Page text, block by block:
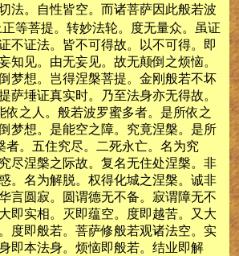
法。自性皆空。而诸菩萨因此般若波
等菩提。转妙法轮。度无量众。虽证
不证法。皆不可得故。以不可得。即
知见。由无妄见。故无颠倒之烦恼。
梦想。岂得涅槃菩提。金刚般若不坏
萨埵证真实时。乃至法身亦无得故。
依之人。般若波罗蜜多者。是所依之
梦想。是能空之障。究竟涅槃。是所
者。五住究尽。二死永亡。名为究
尽涅槃之际故。复名无住处涅槃。非
。名为解脱。权得化城之涅槃。诚非
言圆寂。圆谓德无不备。寂谓障无不
即实相。灭即蕴空。度即越苦。又大
度即般若。菩萨修般若观诸法空。实
即本法身。烦恼即般若。结业即解